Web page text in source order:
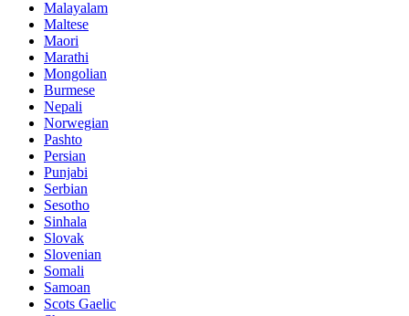
Malayalam
Maltese
Maori
Marathi
Mongolian
Burmese
Nepali
Norwegian
Pashto
Persian
Punjabi
Serbian
Sesotho
Sinhala
Slovak
Slovenian
Somali
Samoan
Scots Gaelic